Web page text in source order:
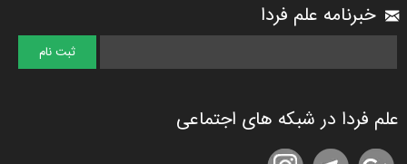
خبرنامه علم فردا
علم فردا در شبکه های اجتماعی